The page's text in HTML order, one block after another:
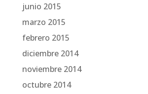
junio 2015
marzo 2015
febrero 2015
diciembre 2014
noviembre 2014
octubre 2014